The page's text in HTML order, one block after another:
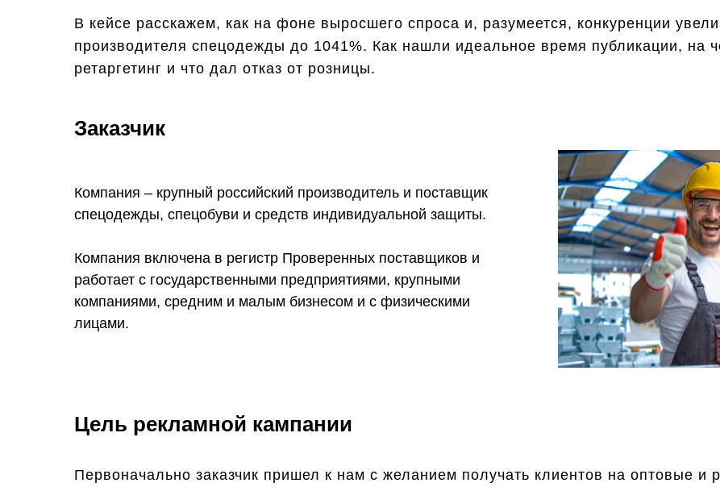
В кейсе расскажем, как на фоне выросшего спроса и, разумеется, конкуренции
производителя спецодежды до 1041%. Как нашли идеальное время публикации, на
ретаргетинг и что дал отказ от розницы.
Заказчик
Компания – крупный российский производитель и поставщик
спецодежды, спецобуви и средств индивидуальной защиты.
Компания включена в регистр Проверенных поставщиков и
работает с государственными предприятиями, крупными
компаниями, средним и малым бизнесом и с физическими
лицами.
Цель рекламной кампании
Первоначально заказчик пришел к нам с желанием получать клиентов на оптовые и